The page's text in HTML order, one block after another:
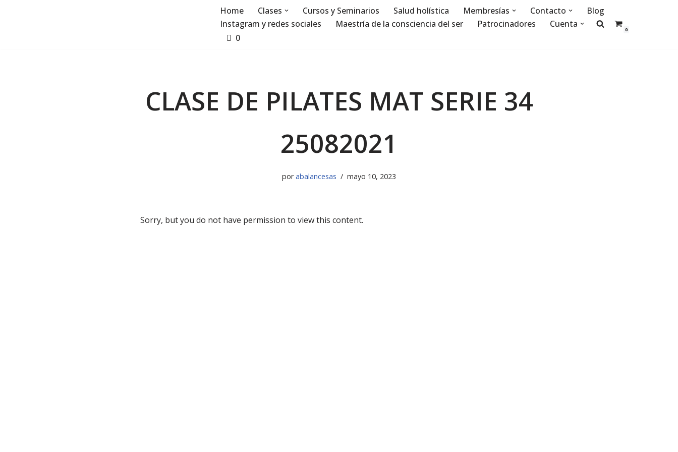
Home Clases Cursos y Seminarios Salud holística Membresías Contacto
Blog
Instagram y redes sociales
Maestría de la consciencia del ser Patrocinadores Cuenta
0
0
CLASE DE PILATES MAT SERIE 34
25082021
porabalancesas mayo 10, 2023
Sorry, but you do not have permission to view this content.